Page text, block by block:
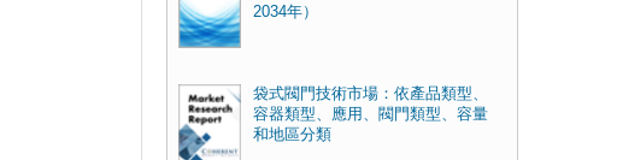
2034年）
袋式閥門技術市場：依產品類型、
容器類型、應用、閥門類型、容量
和地區分類